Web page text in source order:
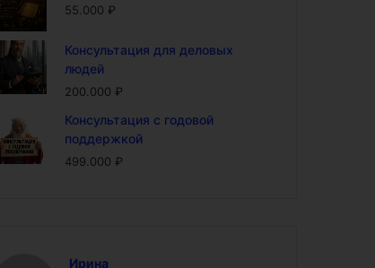
55.000 ₽
Консультация для деловых
людей
200.000 ₽
Консультация с годовой
поддержкой
499.000 ₽
Ирина